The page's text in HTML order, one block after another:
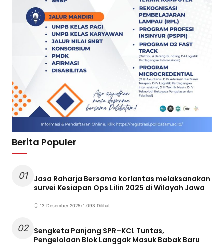
Berita Populer
01
Jasa Raharja Bersama korlantas melaksanakan
survei Kesiapan Ops Lilin 2025 di Wilayah Jawa
13 Desember 2025•1.093 Dilihat
02 Sengketa Panjang SPR–KCL Tuntas,
Pengelolaan Blok Langgak Masuk Babak Baru